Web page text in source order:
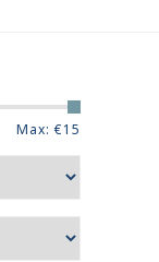
Max: €15